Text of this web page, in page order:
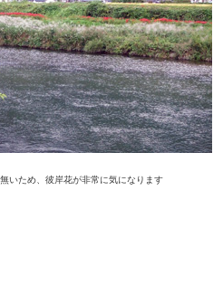
いため、彼岸花が非常に気になります